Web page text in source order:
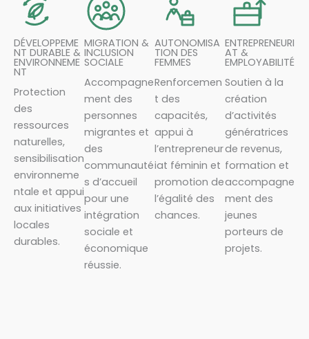
DÉVELOPPEME
NT DURABLE &
ENVIRONNEME
NT
Protection
des
ressources
naturelles,
sensibilisation
environneme
ntale et appui
aux initiatives
locales
durables.
MIGRATION &
INCLUSION
SOCIALE
Accompagne
ment des
personnes
migrantes et
des
communauté
s d’accueil
pour une
intégration
sociale et
économique
réussie.
AUTONOMISA
TION DES
FEMMES
Renforcemen
t des
capacités,
appui à
l’entrepreneur
iat féminin et
promotion de
l’égalité des
chances.
ENTREPRENEURI
AT &
EMPLOYABILITÉ
Soutien à la
création
d’activités
génératrices
de revenus,
formation et
accompagne
ment des
jeunes
porteurs de
projets.